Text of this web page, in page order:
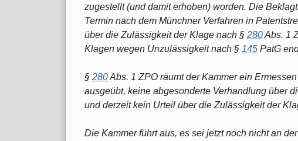
zugestellt (und damit erhoben) worden. Die
Termin nach dem Münchner Verfahren in
über die Zulässigkeit der Klage nach § 280Abs. 1
Klagen wegen Unzulässigkeit nach § 145 PatG
§ 280Abs. 1 ZPO räumt der Kammer ein
ausgeübt, keine abgesonderte Verhandlung über
und derzeit kein Urteil über die Zulässigkeit der
Die Kammer führt aus, es sei jetzt noch nicht an